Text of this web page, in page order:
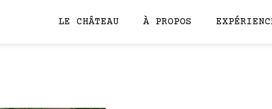
LE CHÂTEAU À PROPOS